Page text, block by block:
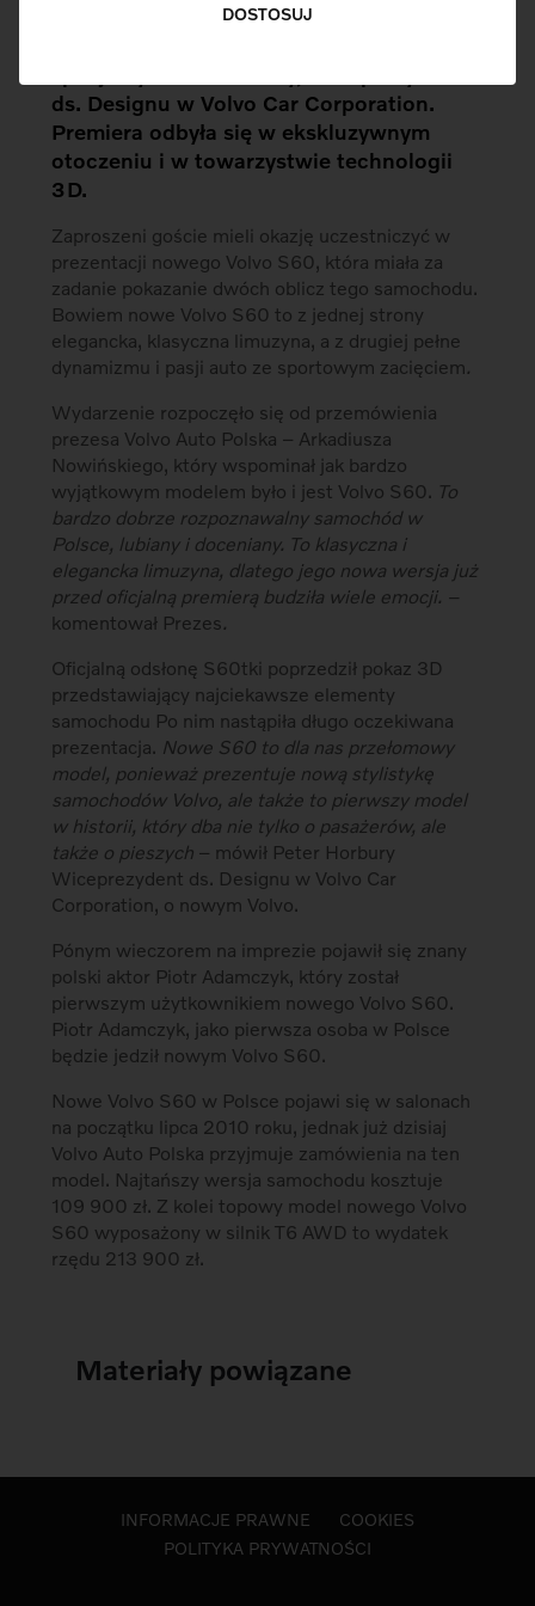
DOSTOSUJ
modelu przybyli dziennikarze, polskie
ds. Designu w Volvo Car Corporation.
Premiera odbyła się w ekskluzywnym
otoczeniu i w towarzystwie technologii
3D.
Zaproszeni goście mieli okazję uczestniczyć w
prezentacji nowego Volvo S60, która miała za
zadanie pokazanie dwóch oblicz tego samochodu.
Bowiem nowe Volvo S60 to z jednej strony
elegancka, klasyczna limuzyna, a z drugiej pełne
dynamizmu i pasji auto ze sportowym zacięciem.
Wydarzenie rozpoczęło się od przemówienia
prezesa Volvo Auto Polska – Arkadiusza
Nowińskiego, który wspominał jak bardzo
wyjątkowym modelem było i jest Volvo S60. To
bardzo dobrze rozpoznawalny samochód w
Polsce, lubiany i doceniany. To klasyczna i
elegancka limuzyna, dlatego jego nowa wersja już
przed oficjalną premierą budziła wiele emocji. –
komentował Prezes.
Oficjalną odsłonę S60tki poprzedził pokaz 3D
przedstawiający najciekawsze elementy
samochodu Po nim nastąpiła długo oczekiwana
prezentacja. Nowe S60 to dla nas przełomowy
model, ponieważ prezentuje nową stylistykę
samochodów Volvo, ale także to pierwszy model
w historii, który dba nie tylko o pasażerów, ale
także o pieszych – mówił Peter Horbury
Wiceprezydent ds. Designu w Volvo Car
Corporation, o nowym Volvo.
Pónym wieczorem na imprezie pojawił się znany
polski aktor Piotr Adamczyk, który został
pierwszym użytkownikiem nowego Volvo S60.
Piotr Adamczyk, jako pierwsza osoba w Polsce
będzie jedził nowym Volvo S60.
Nowe Volvo S60 w Polsce pojawi się w salonach
na początku lipca 2010 roku, jednak już dzisiaj
Volvo Auto Polska przyjmuje zamówienia na ten
model. Najtańszy wersja samochodu kosztuje
109 900 zł. Z kolei topowy model nowego Volvo
S60 wyposażony w silnik T6 AWD to wydatek
rzędu 213 900 zł.
Materiały powiązane
INFORMACJE PRAWNE
COOKIES
POLITYKA PRYWATNOŚCI